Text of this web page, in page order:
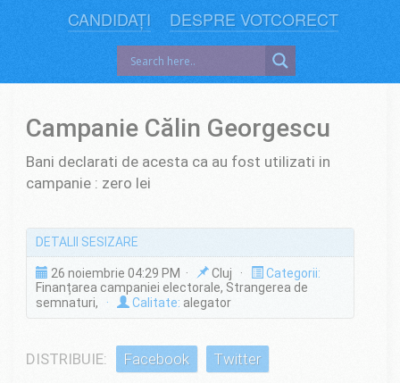
CANDIDAȚI
DESPRE VOTCORECT
Campanie Călin Georgescu
Bani declarati de acesta ca au fost utilizati in
campanie : zero lei
DETALII SESIZARE
26 noiembrie 04:29 PM · Cluj ·
Categorii:
Finanțarea campaniei electorale, Strangerea de
semnaturi,
· Calitate: alegator
DISTRIBUIE: Facebook Twitter